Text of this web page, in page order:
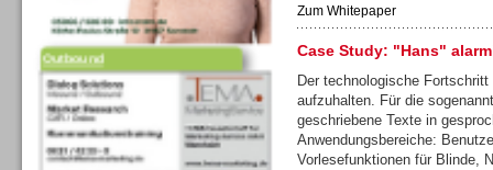
Outbound
Zum Whitepaper
Case Study: "Hans"
Der technologische
aufzuhalten. Für die
geschriebene Texte in
Anwendungsbereiche:
Vorlesefunktionen für Blinde,